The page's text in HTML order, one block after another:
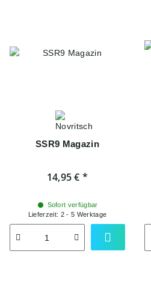
SSR9 Magazin
14,95 €*
Sofort verfügbar
Lieferzeit: 2 - 5 Werktage